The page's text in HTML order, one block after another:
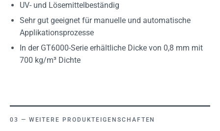
UV- und Lösemittelbeständig
Sehr gut geeignet für manuelle und automatische
Applikationsprozesse
In der GT6000-Serie erhältliche Dicke von 0,8 mm mit
700 kg/m³ Dichte
WEITERE PRODUKTEIGENSCHAFTEN